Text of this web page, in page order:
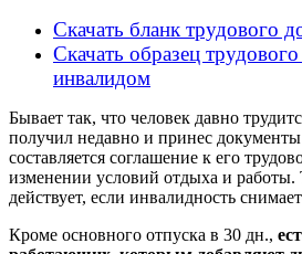
Скачать бланк трудового
Скачать образец
инвалидом
Бывает так, что человек давно
получил недавно и принес документы
составляется соглашение к его
изменении условий отдыха и работы.
действует, если инвалидность
Кроме основного отпуска в 30 дн.,